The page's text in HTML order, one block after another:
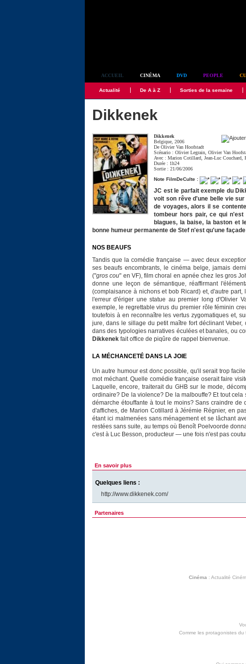
ACCUEIL CINÉMA DVD PEOPLE
Actualité De A à Z Sorties de la semaine
Dikkenek
Dikkenek
Belgique, 2006
DeOlivier Van Hoofstadt
Scénario :Olivier Legrain ,Olivier Van
Avec :Marion Cotillard ,Jean-Luc Couchard ,
Durée : 1h24
Sortie : 21/06/2006
Note FilmDeCulte :
JC est le parfait exemple du
voit son rêve d'une belle vie
de voyages, alors il se
tombeur hors pair, ce qui
blagues, la baise, la baston et
bonne humeur permanente de Stef n'est qu'une
NOS BEAUFS
Tandis que la comédie française — avec deux
ses beaufs encombrants, le cinéma belge, jamais
("gros cou" en VF), film choral en apnée chez les gros
donne une leçon de sémantique, réaffirmant
(complaisance à nichons et bob Ricard) et, d'autre
l'erreur d'ériger une statue au premier long d'Olivier
exemple, le regrettable virus du premier rôle féminin
toutefois à en reconnaître les vertus zygomatiques et,
jure, dans le sillage du petit maître fort déclinant
dans des typologies narratives éculées et banales, ou
Dikkenek fait office de piqûre de rappel bienvenue.
LA MÉCHANCETÉ DANS LA JOIE
Un autre humour est donc possible, qu'il serait trop
mot méchant. Quelle comédie française oserait faire
Laquelle, encore, traiterait du GHB sur le mode,
ordinaire? De la violence? De la malbouffe? Et tout cela
démarche étouffante à tout le moins? Sans craindre
d'affiches, de Marion Cotillard à Jérémie Régnier, en
étant ici malmenées sans ménagement et se lâchant
restées sans suite, au temps où Benoît Poelvoorde
c'est à Luc Besson, producteur — une fois n'est pas
En savoir plus
Quelques liens :
http://www.dikkenek.com/
Partenaires
Cinéma : Actualité
Comme les protagonistes du